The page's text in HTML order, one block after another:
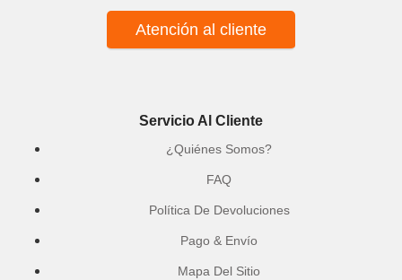
Atención al cliente
Servicio Al Cliente
¿Quiénes Somos?
FAQ
Política De Devoluciones
Pago & Envío
Mapa Del Sitio